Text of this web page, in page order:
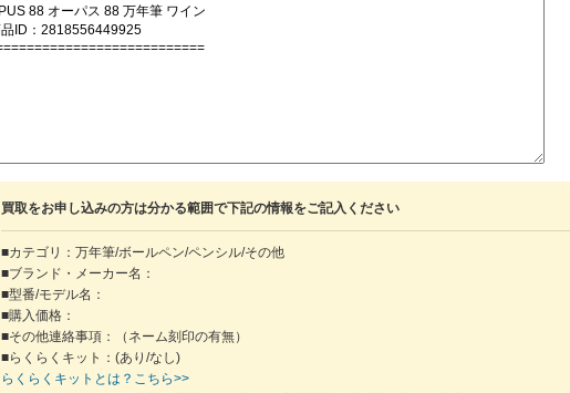
買取をお申し込みの方は分かる範囲で下記の情報をご記入ください
■カテゴリ：万年筆/ボールペン/ペンシル/その他
■ブランド・メーカー名：
■型番/モデル名：
■購入価格：
■その他連絡事項：（ネーム刻印の有無）
■らくらくキット：(あり/なし)
らくらくキットとは？こちら>>